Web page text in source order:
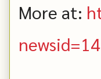
More at: